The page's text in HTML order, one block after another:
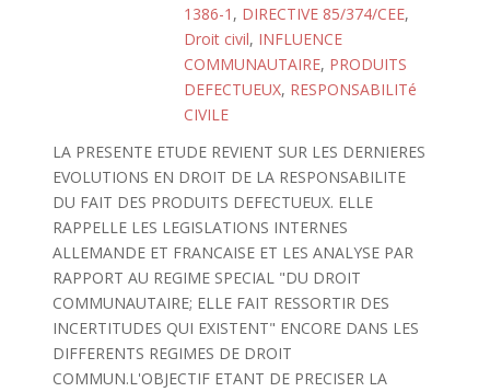
1386-1 , DIRECTIVE 85/374/CEE,
Droit civil, INFLUENCE
COMMUNAUTAIRE, PRODUITS
DEFECTUEUX, RESPONSABILITé
CIVILE
LA PRESENTE ETUDE REVIENT SUR LES DERNIERES
EVOLUTIONS EN DROIT DE LA RESPONSABILITE
DU FAIT DES PRODUITS DEFECTUEUX. ELLE
RAPPELLE LES LEGISLATIONS INTERNES
ALLEMANDE ET FRANCAISE ET LES ANALYSE PAR
RAPPORT AU REGIME SPECIAL "DU DROIT
COMMUNAUTAIRE; ELLE FAIT RESSORTIR DES
INCERTITUDES QUI EXISTENT" ENCORE DANS LES
DIFFERENTS REGIMES DE DROIT
COMMUN.L'OBJECTIF ETANT DE PRECISER LA